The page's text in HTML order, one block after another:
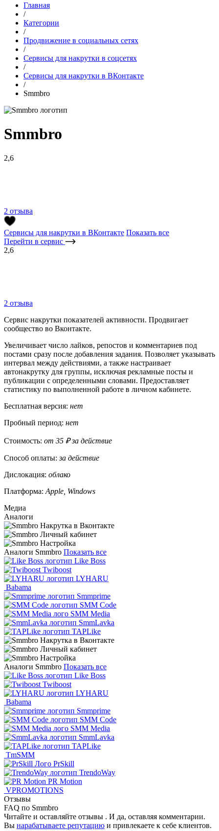
Главная
/
Категории
/
Продвижение в социальных сетях
/
Сервисы для накрутки в соцсетях
/
Сервисы для накрутки в ВКонтакте
/
Smmbro
Smmbro
2,6
2 отзыва
Сервисы для накрутки в ВКонтакте Показать все
Перейти в сервис
2,6
2 отзыва
Сервис накрутки показателей активности. Продвигает
сообщество во Вконтакте.
Увеличивает число лайков, репостов и комментариев под
постами сразу после добавления задания. Позволяет указывать
интервал между действиями, а также настраивает
автонакрутку для группы, исключая рекламные посты и
публикации с определенными словами. Предоставляет
статистику по выполненной работе в личном кабинете.
Бесплатная версия: нет
Пробный период: нет
Стоимость: от 35 ₽ за действие
Способ оплаты:за действие
Дислокация: облако
Платформа: Apple, Windows
Медиа
Аналоги
Аналоги Smmbro Показать все
Like Boss
Twiboost
LYHARU
Babama
Smmprime
SMM Code
SMM Media
SmmLavka
TAPLike
Аналоги Smmbro Показать все
Like Boss
Twiboost
LYHARU
Babama
Smmprime
SMM Code
SMM Media
SmmLavka
TAPLike
TmSMM
PrSkill
TrendoWay
PR Motion
VPROMOTIONS
Отзывы
FAQ по Smmbro
Читайте и оставляйте отзывы . И да, оставляя комментарии.
Вы нарабатываете репутацию и привлекаете к себе клиентов.